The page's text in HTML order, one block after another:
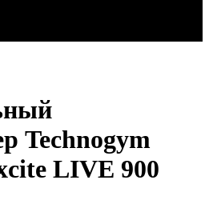
Technogym
LIVE 900